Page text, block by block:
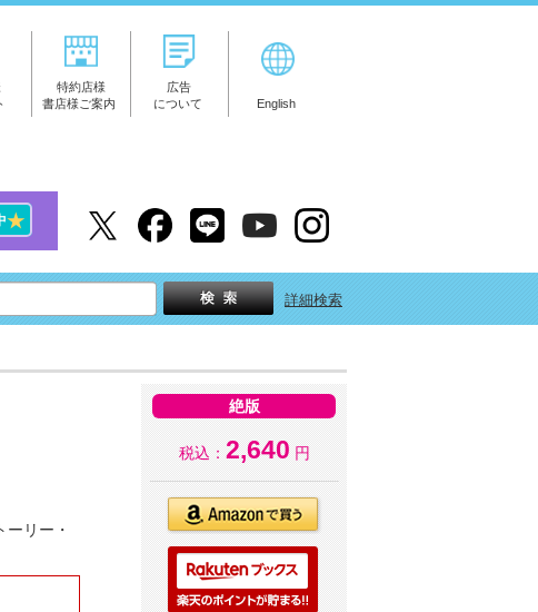
特約店様
書店様ご案内
広告
について
English
★
詳細検索
リー・
絶版
税込： 2,640 円